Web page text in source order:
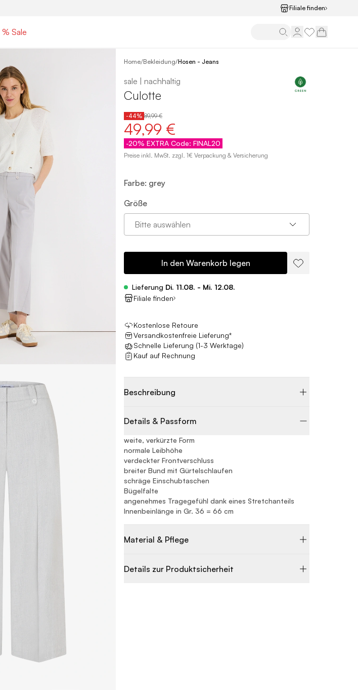
Filiale finden
% Sale
Home/Bekleidung/Hosen - Jeans
sale | nachhaltig
Culotte
-44% 89,99 €
49,99 €
-20% EXTRA Code: FINAL20
Preise inkl. MwSt. zzgl. 1€ Verpackung & Versicherung
Farbe: grey
Größe
Bitte auswählen
In den Warenkorb legen
Lieferung Di. 11.08. - Mi. 12.08.
Filiale finden
Kostenlose Retoure
Versandkostenfreie Lieferung*
Schnelle Lieferung (1-3 Werktage)
Kauf auf Rechnung
Beschreibung
Details & Passform
weite, verkürzte Form
normale Leibhöhe
verdeckter Frontverschluss
breiter Bund mit Gürtelschlaufen
schräge Einschubtaschen
Bügelfalte
angenehmes Tragegefühl dank eines Stretchanteils
Innenbeinlänge in Gr. 36 = 66 cm
Material & Pflege
Details zur Produktsicherheit